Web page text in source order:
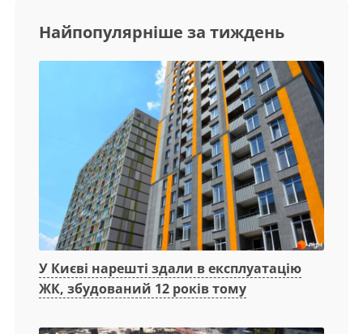
Найпопулярніше за тиждень
У Києві нарешті здали в експлуатацію
ЖК, збудований 12 років тому